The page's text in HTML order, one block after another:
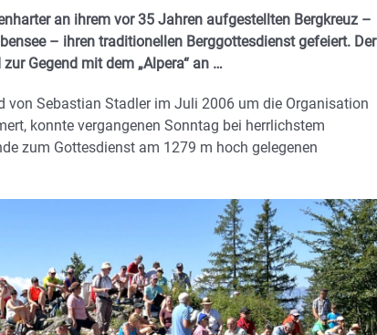
an ihrem vor 35 Jahren aufgestellten Bergkreuz –
– ihren traditionellen Berggottesdienst gefeiert. Der
Gegend mit dem „Alpera“ an …
von Sebastian Stadler im Juli 2006 um die Organisation
konnte vergangenen Sonntag bei herrlichstem
zum Gottesdienst am 1279 m hoch gelegenen